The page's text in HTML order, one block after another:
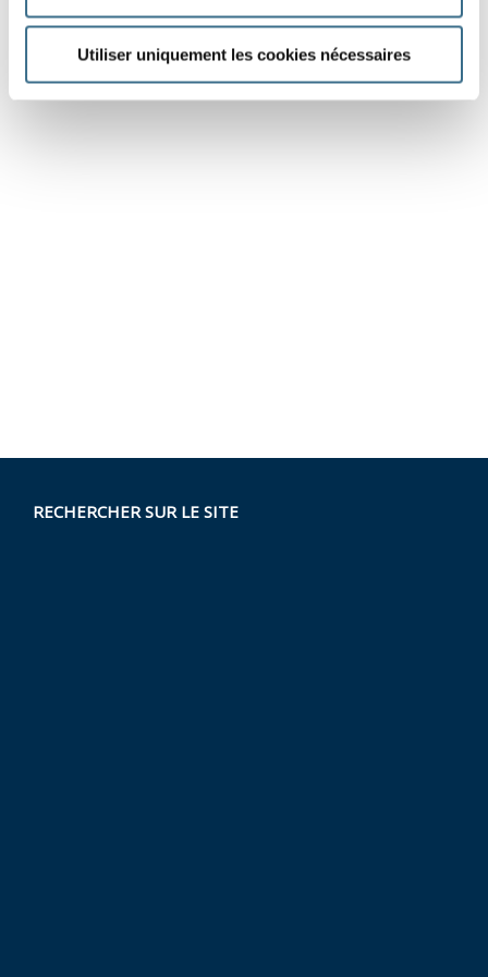
Utiliser uniquement les cookies nécessaires
RECHERCHER SUR LE SITE